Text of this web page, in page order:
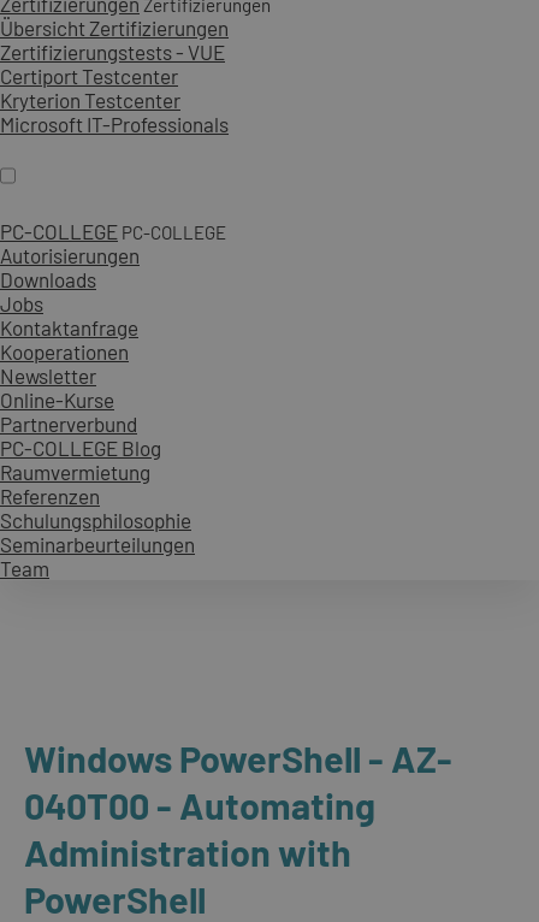
Zertifizierungen
Übersicht Zertifizierungen
Zertifizierungstests - VUE
Certiport Testcenter
Kryterion Testcenter
Microsoft IT-Professionals
PC-COLLEGE PC-COLLEGE
Autorisierungen
Downloads
Jobs
Kontaktanfrage
Kooperationen
Newsletter
Online-Kurse
Partnerverbund
PC-COLLEGE Blog
Raumvermietung
Referenzen
Schulungsphilosophie
Seminarbeurteilungen
Team
Windows PowerShell - AZ-
040T00 - Automating
Administration with
PowerShell